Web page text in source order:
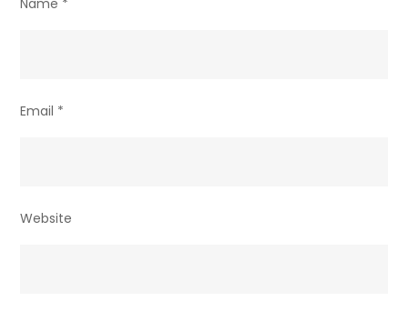
Name *
Email *
Website